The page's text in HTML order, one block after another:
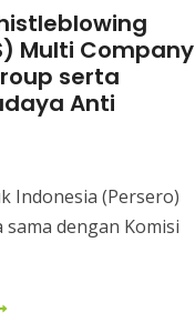
Multi Company
serta
Anti
Indonesia (Persero)
dengan Komisi